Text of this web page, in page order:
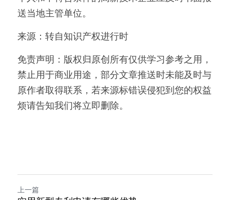
送当地主管单位。
来源：转自知识产权进行时
免责声明：版权归原创所有仅供学习参考之用，
禁止用于商业用途，部分文章推送时未能及时与
原作者取得联系，若来源标错误侵犯到您的权益
烦请告知我们将立即删除。
上一篇